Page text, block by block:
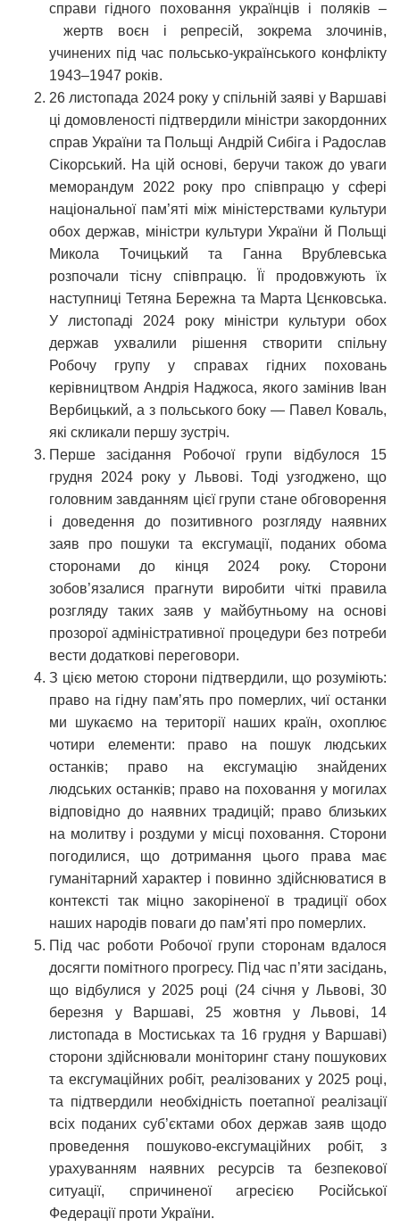
справи гідного поховання українців і поляків –
жертв воєн і репресій, зокрема злочинів,
учинених під час польсько-українського конфлікту
1943–1947 років.
26 листопада 2024 року у спільній заяві у Варшаві
ці домовленості підтвердили міністри закордонних
справ України та Польщі Андрій Сибіга і Радослав
Сікорський. На цій основі, беручи також до уваги
меморандум 2022 року про співпрацю у сфері
національної пам’яті між міністерствами культури
обох держав, міністри культури України й Польщі
Микола Точицький та Ганна Врублевська
розпочали тісну співпрацю. Її продовжують їх
наступниці Тетяна Бережна та Марта Цєнковська.
У листопаді 2024 року міністри культури обох
держав ухвалили рішення створити спільну
Робочу групу у справах гідних поховань
керівництвом Андрія Наджоса, якого замінив Іван
Вербицький, а з польського боку — Павел Коваль,
які скликали першу зустріч.
Перше засідання Робочої групи відбулося 15
грудня 2024 року у Львові. Тоді узгоджено, що
головним завданням цієї групи стане обговорення
і доведення до позитивного розгляду наявних
заяв про пошуки та ексгумації, поданих обома
сторонами до кінця 2024 року. Сторони
зобов’язалися прагнути виробити чіткі правила
розгляду таких заяв у майбутньому на основі
прозорої адміністративної процедури без потреби
вести додаткові переговори.
З цією метою сторони підтвердили, що розуміють:
право на гідну пам’ять про померлих, чиї останки
ми шукаємо на території наших країн, охоплює
чотири елементи: право на пошук людських
останків; право на ексгумацію знайдених
людських останків; право на поховання у могилах
відповідно до наявних традицій; право близьких
на молитву і роздуми у місці поховання. Сторони
погодилися, що дотримання цього права має
гуманітарний характер і повинно здійснюватися в
контексті так міцно закоріненої в традиції обох
наших народів поваги до пам’яті про померлих.
Під час роботи Робочої групи сторонам вдалося
досягти помітного прогресу. Під час п’яти засідань,
що відбулися у 2025 році (24 січня у Львові, 30
березня у Варшаві, 25 жовтня у Львові, 14
листопада в Мостиськах та 16 грудня у Варшаві)
сторони здійснювали моніторинг стану пошукових
та ексгумаційних робіт, реалізованих у 2025 році,
та підтвердили необхідність поетапної реалізації
всіх поданих суб’єктами обох держав заяв щодо
проведення пошуково-ексгумаційних робіт, з
урахуванням наявних ресурсів та безпекової
ситуації, спричиненої агресією Російської
Федерації проти України.